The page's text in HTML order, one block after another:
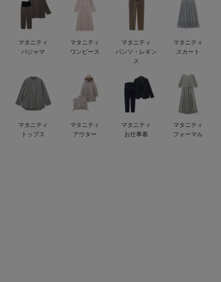
ベビー 小物
おむつ関連グッズ
快適機能ウェア特集 パジャマ
安心の日本製。先輩ママが買ってよかった！本当に必要な出産準備品
ハレの日に着るANGELIEBEのセレモニー
買って正解！高評価レビューアイテム
親子コーデ｜ママとベビーにおすすめ！
お部屋映えアイテム
マタニティ
パジャマ
マタニティ
ワンピース
マタニティ
パンツ・レギン
ス
マタニティ
スカート
マタニティ
トップス
マタニティ
アウター
マタニティ
お仕事着
マタニティ
フォーマル